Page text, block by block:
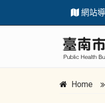
網站
Home